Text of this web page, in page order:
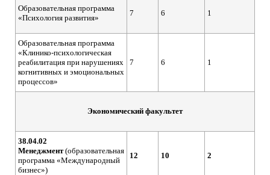
Образовательная программа
«Психология развития»
7 6 1
Образовательная программа
«Клинико-психологическая
реабилитация при нарушениях
когнитивных и эмоциональных
процессов»
7 6 1
Экономический факультет
38.04.02
Менеджмент(образовательная
программа «Международный
бизнес»)
12 10 2